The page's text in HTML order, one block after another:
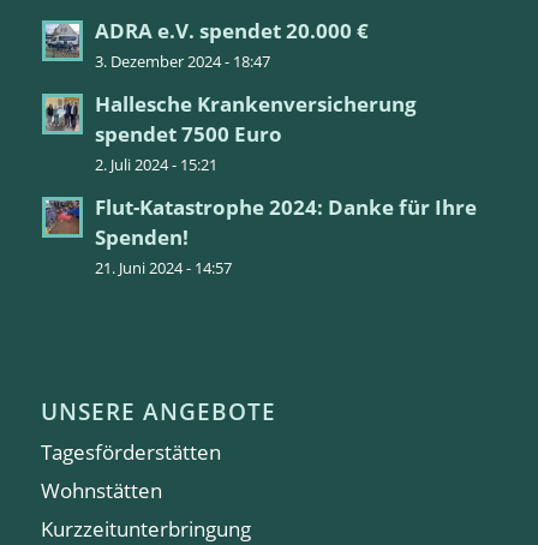
ADRA e.V. spendet 20.000 €
3. Dezember 2024 - 18:47
Hallesche Krankenversicherung
spendet 7500 Euro
2. Juli 2024 - 15:21
Flut-Katastrophe 2024: Danke für Ihre
Spenden!
21. Juni 2024 - 14:57
UNSERE ANGEBOTE
Tagesförderstätten
Wohnstätten
Kurzzeitunterbringung